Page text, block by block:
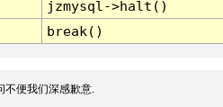
jzmysql->halt()
break()
不便我们深感歉意.